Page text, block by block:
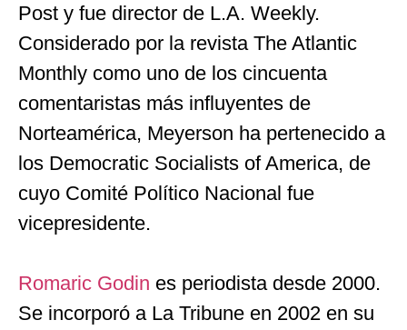
Post y fue director de L.A. Weekly.
Considerado por la revista The Atlantic
Monthly como uno de los cincuenta
comentaristas más influyentes de
Norteamérica, Meyerson ha pertenecido a
los Democratic Socialists of America, de
cuyo Comité Político Nacional fue
vicepresidente.
Romaric Godin es periodista desde 2000.
Se incorporó a La Tribune en 2002 en su